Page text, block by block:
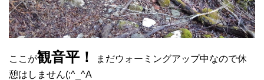
ここが観音平！
まだウォーミングアップ中なので休
憩はしません(;^_^A